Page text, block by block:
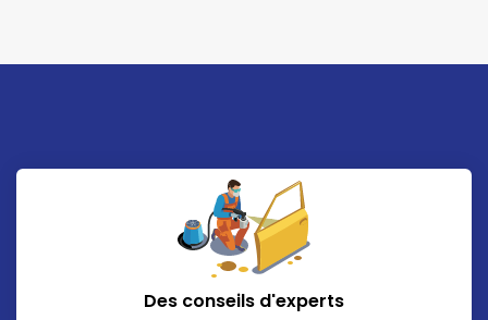
Des conseils d'experts